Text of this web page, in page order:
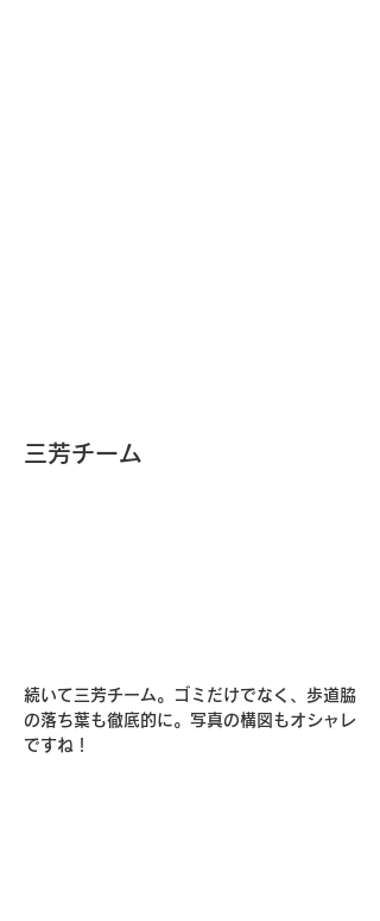
三芳チーム
続いて三芳チーム。ゴミだけでなく、歩道脇
の落ち葉も徹底的に。写真の構図もオシャレ
ですね！